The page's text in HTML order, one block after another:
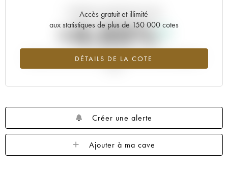
Accès gratuit et illimité
aux statistiques de plus de 150 000 cotes
DÉTAILS DE LA COTE
Tendance actuelle de la cote
+4.03%
Tendance à la hausse du millésime 2014 en 2026 par rapport à
Créer une alerte
Ajouter à ma cave